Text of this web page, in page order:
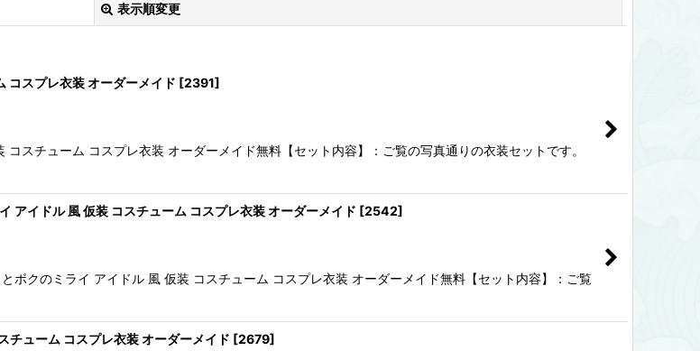
表示順変更
絞り込む
コスプレ衣装 オーダーメイド [2391]
スチューム コスプレ衣装 オーダーメイド無料【セット内容】：ご覧の写真通りの衣装セットです。
アイドル 風 仮装 コスチューム コスプレ衣装 オーダーメイド [2542]
ボクのミライ アイドル 風 仮装 コスチューム コスプレ衣装 オーダーメイド無料【セット内容】：ご覧
ューム コスプレ衣装 オーダーメイド [2679]